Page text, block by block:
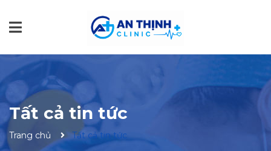
Tất cả tin tức
Trang chủ Tất cả tin tức